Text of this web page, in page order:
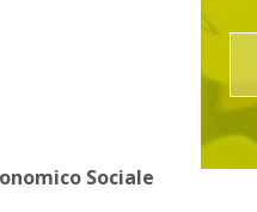
Sociale